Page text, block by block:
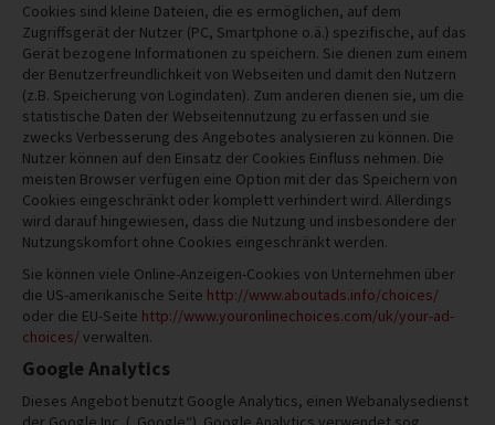
Cookies sind kleine Dateien, die es ermöglichen, auf dem
Zugriffsgerät der Nutzer (PC, Smartphone o.ä.) spezifische, auf das
Gerät bezogene Informationen zu speichern. Sie dienen zum einem
der Benutzerfreundlichkeit von Webseiten und damit den Nutzern
(z.B. Speicherung von Logindaten). Zum anderen dienen sie, um die
statistische Daten der Webseitennutzung zu erfassen und sie
zwecks Verbesserung des Angebotes analysieren zu können. Die
Nutzer können auf den Einsatz der Cookies Einfluss nehmen. Die
meisten Browser verfügen eine Option mit der das Speichern von
Cookies eingeschränkt oder komplett verhindert wird. Allerdings
wird darauf hingewiesen, dass die Nutzung und insbesondere der
Nutzungskomfort ohne Cookies eingeschränkt werden.
Sie können viele Online-Anzeigen-Cookies von Unternehmen über
die US-amerikanische Seite http://www.aboutads.info/choices/
oder die EU-Seite http://www.youronlinechoices.com/uk/your-ad-
choices/verwalten.
Google Analytics
Dieses Angebot benutzt Google Analytics, einen Webanalysedienst